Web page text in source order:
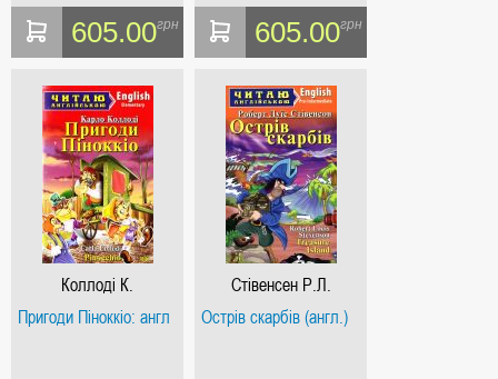
605.00грн 605.00грн
Коллоді К.
Пригоди Піноккіо: англ
Стівенсен Р.Л.
Острів скарбів (англ.)